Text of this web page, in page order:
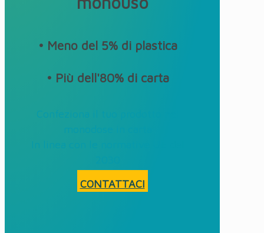
• Meno del 5% di plastica
• Più dell'80% di carta
CONTATTACI